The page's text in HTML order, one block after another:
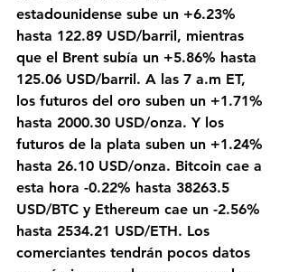
estadounidense sube un +6.23%
hasta 122.89 USD/barril, mientras
que el Brent subía un +5.86% hasta
125.06 USD/barril. A las 7 a.m ET,
los futuros del oro suben un +1.71%
hasta 2000.30 USD/onza. Y los
futuros de la plata suben un +1.24%
hasta 26.10 USD/onza. Bitcoin cae a
esta hora -0.22% hasta 38263.5
USD/BTC y Ethereum cae un -2.56%
hasta 2534.21 USD/ETH. Los
comerciantes tendrán pocos datos